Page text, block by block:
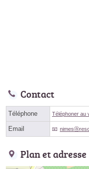
Contact
Téléphone Téléphoner au
Email
Plan et adresse